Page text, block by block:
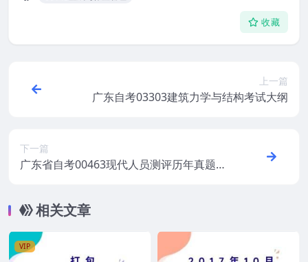
收藏
上一篇
广东自考03303建筑力学与结构考试大纲
下一篇
广东省自考00463现代人员测评历年真题及
相关文章
VIP